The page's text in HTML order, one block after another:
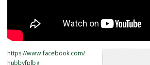
https://www.facebook.com/
hubbyfplbg